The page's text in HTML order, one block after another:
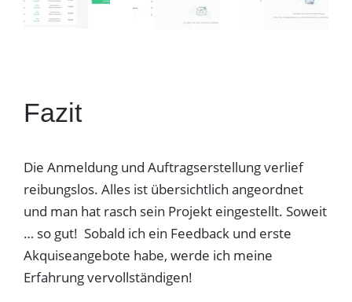
Fazit
Die Anmeldung und Auftragserstellung verlief
reibungslos. Alles ist übersichtlich angeordnet
und man hat rasch sein Projekt eingestellt. Soweit
… so gut! Sobald ich ein Feedback und erste
Akquiseangebote habe, werde ich meine
Erfahrung vervollständigen!